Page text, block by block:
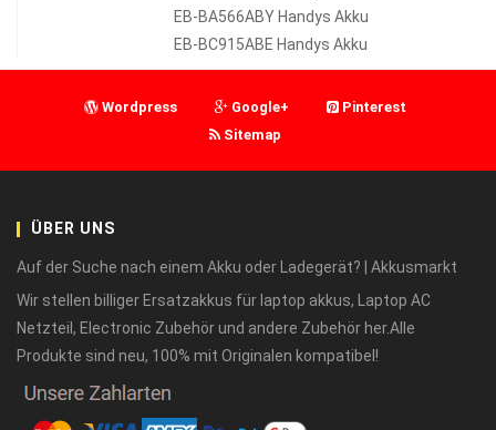
EB-BA566ABY Handys Akku
EB-BC915ABE Handys Akku
Wordpress Google+
Pinterest
Sitemap
ÜBER UNS
Auf der Suche nach einem Akku oder Ladegerät? | Akkusmarkt
Wir stellen billiger Ersatzakkus für laptop akkus, Laptop AC
Netzteil, Electronic Zubehör und andere Zubehör her.Alle
Produkte sind neu, 100% mit Originalen kompatibel!